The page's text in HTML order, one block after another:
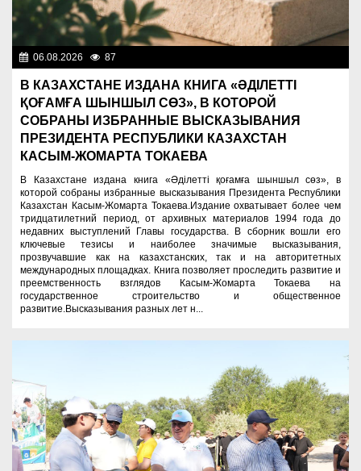
06.08.2026 87
В КАЗАХСТАНЕ ИЗДАНА КНИГА «ӘДІЛЕТТІ
ҚОҒАМҒА ШЫНШЫЛ СӨЗ», В КОТОРОЙ
СОБРАНЫ ИЗБРАННЫЕ ВЫСКАЗЫВАНИЯ
ПРЕЗИДЕНТА РЕСПУБЛИКИ КАЗАХСТАН
КАСЫМ-ЖОМАРТА ТОКАЕВА
В Казахстане издана книга «Әділетті қоғамға шыншыл сөз», в
которой собраны избранные высказывания Президента Республики
Казахстан Касым-Жомарта Токаева.Издание охватывает более чем
тридцатилетний период, от архивных материалов 1994 года до
недавних выступлений Главы государства. В сборник вошли его
ключевые тезисы и наиболее значимые высказывания,
прозвучавшие как на казахстанских, так и на авторитетных
международных площадках. Книга позволяет проследить развитие и
преемственность взглядов Касым-Жомарта Токаева на
государственное строительство и общественное
развитие.Высказывания разных лет н...